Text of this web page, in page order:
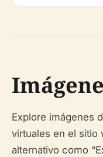
Explore imágenes
virtuales en el sitio
alternativo como